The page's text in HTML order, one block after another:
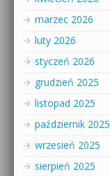
marzec 2026
luty 2026
styczeń 2026
grudzień 2025
listopad 2025
październik 2025
wrzesień 2025
sierpień 2025